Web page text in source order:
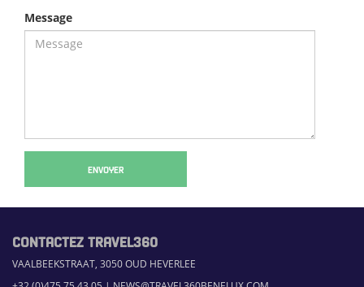
Message
ENVOYER
CONTACTEZ TRAVEL360
VAALBEEKSTRAAT, 3050 OUD HEVERLEE